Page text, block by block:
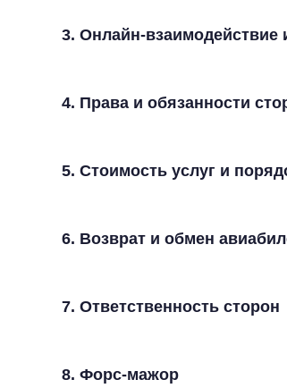
3. Онлайн-
4. Права и обязанности
5. Стоимость услуг и
6. Возврат и обмен
7. Ответственность сторон
8. Форс-мажор